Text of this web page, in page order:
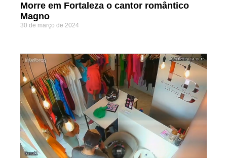
Morre em Fortaleza o cantor romântico
Magno
30 de março de 2024